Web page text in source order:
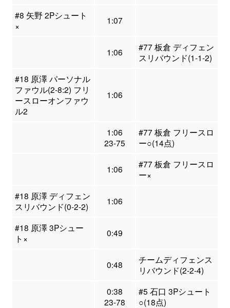
#8 矢野 2Pシュート
×
1:07
1:06
#77 板倉 ディフェン
スリバウンド(1-1-2)
#18 原澤 パーソナル
ファウル(2-8:2) フリ
ースローオンファウ
ル2
1:06
1:06
23-75
#77 板倉 フリースロ
ー○(14点)
1:06
#77 板倉 フリースロ
ー×
#18 原澤 ディフェン
スリバウンド(0-2-2)
1:06
#18 原澤 3Pシュー
ト×
0:49
0:48
チームディフェンス
リバウンド(2-2-4)
0:38
23-78
#5 石口 3Pシュート
○(18点)